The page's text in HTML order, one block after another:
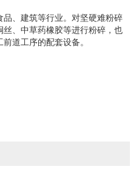
、建筑等行业。对坚硬难粉碎
、中草药橡胶等进行粉碎，也
道工序的配套设备。